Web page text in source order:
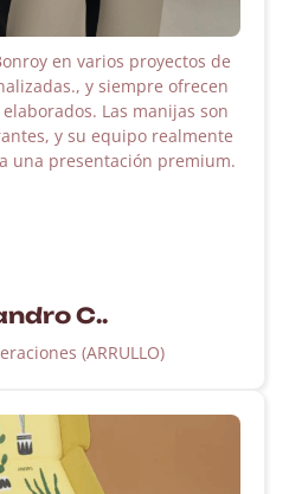
en varios proyectos de
y siempre ofrecen
Las manijas son
y su equipo realmente
una presentación premium.
C..
(ARRULLO)